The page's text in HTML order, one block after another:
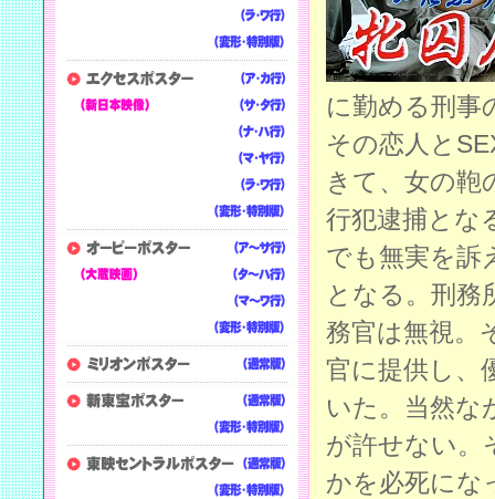
に勤める刑事
その恋人と
きて、女の鞄
行犯逮捕とな
でも無実を訴
となる。刑務
務官は無視。
官に提供し、
いた。当然な
が許せない。
かを必死にな